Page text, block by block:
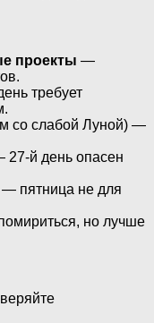
проекты —
требует
со слабой Луной) —
27-й день опасен
— пятница не для
но лучше